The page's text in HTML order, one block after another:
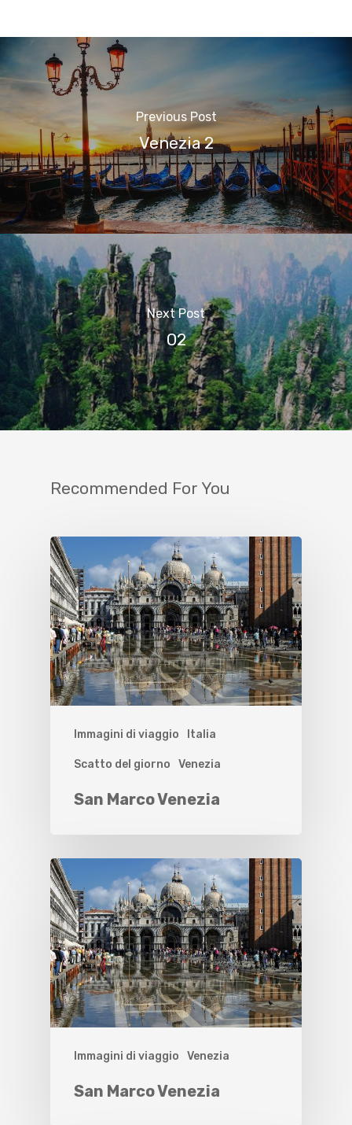
Previous Post
Venezia 2
Next Post
02
Recommended For You
Immagini di viaggio Italia
Scatto del giorno Venezia
San Marco Venezia
Immagini di viaggio Venezia
San Marco Venezia